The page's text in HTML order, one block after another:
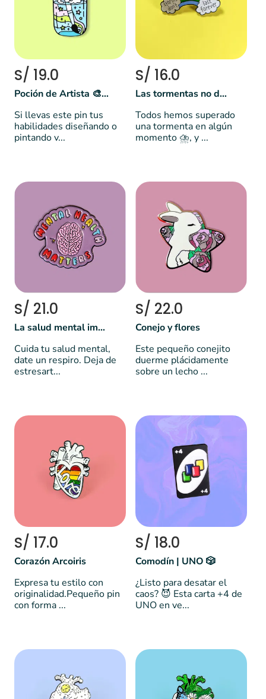
S/ 19.0
Poción de Artista 🎨 🌈
Si llevas este pin tus
habilidades diseñando o
pintando v...
S/ 16.0
Las tormentas no duran para siempre
Todos hemos superado
una tormenta en algún
momento ⛈️, y ...
S/ 21.0
La salud mental importa
Cuida tu salud mental,
date un respiro. Deja de
estresart...
S/ 22.0
Conejo y flores
Este pequeño conejito
duerme plácidamente
sobre un lecho ...
S/ 17.0
Corazón Arcoiris
Expresa tu estilo con
originalidad.Pequeño pin
con forma ...
S/ 18.0
Comodín | UNO 🎲
¿Listo para desatar el
caos? 😈 Esta carta +4 de
UNO en ve...